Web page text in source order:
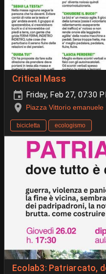
Critical Mass
Friday, Feb 27, 07:30
Piazza Vittorio emanuele
bicicletta ecologismo
Ecolab3: Patriarcato,